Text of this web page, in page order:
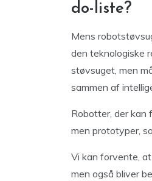
do-liste?
Mens
den teknologiske
støvsuget, men
sammen af
Robotter, der kan
men prototyper,
Vi kan forvente,
men også bliver